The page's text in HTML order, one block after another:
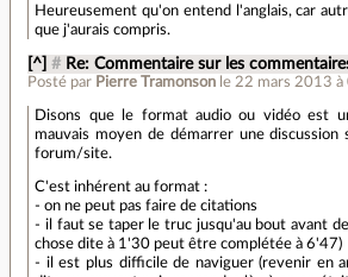
Heureusement qu'on entend l'anglais, car
que j'aurais compris.
[^] # Re: Commentaire sur les
Posté par Pierre Tramonson le 22 mars 2013 à
Disons que le format audio ou vidéo est
mauvais moyen de démarrer une discussion
forum/site.
C'est inhérent au format :
- on ne peut pas faire de citations
- il faut se taper le truc jusqu'au bout avant
chose dite à 1'30 peut être complétée à 6'47)
- il est plus difficile de naviguer (revenir en